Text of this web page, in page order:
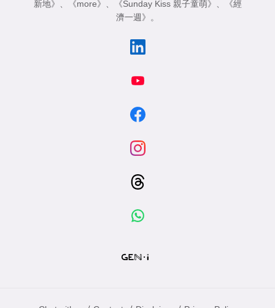
新地》
《more》 《Sunday Kiss 親子童萌》
《經
濟一週》
。